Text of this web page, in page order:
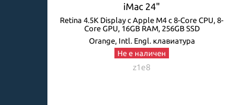
iMac 24"
Retina 4.5K Display с Apple M4 с 8-Core CPU, 8-
Core GPU, 16GB RAM, 256GB SSD
Orange, Intl. Engl. клавиатура
Не е наличен
z1e8